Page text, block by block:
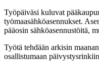
Työpäiväsi kuluvat
työmaasähköasennukset.
pääosin sähköasennustöitä,
Työtä tehdään arkisin
osallistumaan